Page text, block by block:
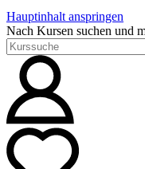
Hauptinhalt anspringen
Nach Kursen suchen und